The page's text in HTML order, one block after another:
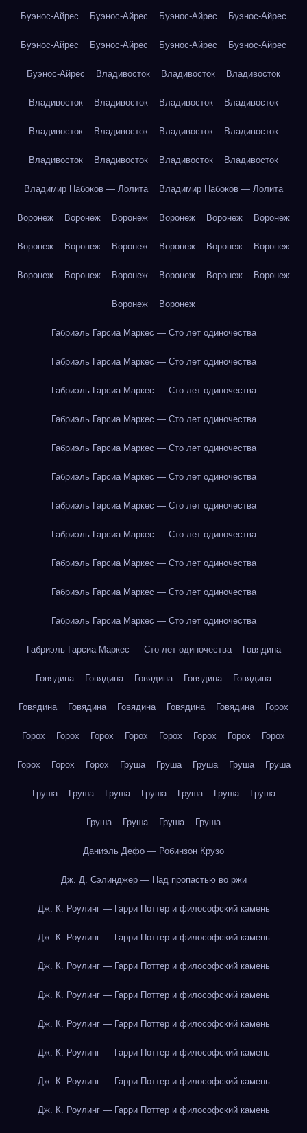
Буэнос-Айрес Буэнос-Айрес Буэнос-Айрес Буэнос-Айрес
Буэнос-Айрес Буэнос-Айрес Буэнос-Айрес Буэнос-Айрес
Буэнос-Айрес Владивосток Владивосток Владивосток
Владивосток Владивосток Владивосток Владивосток
Владивосток Владивосток Владивосток Владивосток
Владивосток Владивосток Владивосток Владивосток
Владимир Набоков — Лолита Владимир Набоков — Лолита
Воронеж Воронеж Воронеж Воронеж Воронеж Воронеж
Воронеж Воронеж Воронеж Воронеж Воронеж Воронеж
Воронеж Воронеж Воронеж Воронеж Воронеж Воронеж
Воронеж Воронеж
Габриэль Гарсиа Маркес — Сто лет одиночества
Габриэль Гарсиа Маркес — Сто лет одиночества
Габриэль Гарсиа Маркес — Сто лет одиночества
Габриэль Гарсиа Маркес — Сто лет одиночества
Габриэль Гарсиа Маркес — Сто лет одиночества
Габриэль Гарсиа Маркес — Сто лет одиночества
Габриэль Гарсиа Маркес — Сто лет одиночества
Габриэль Гарсиа Маркес — Сто лет одиночества
Габриэль Гарсиа Маркес — Сто лет одиночества
Габриэль Гарсиа Маркес — Сто лет одиночества
Габриэль Гарсиа Маркес — Сто лет одиночества
Габриэль Гарсиа Маркес — Сто лет одиночества Говядина
Говядина Говядина Говядина Говядина Говядина
Говядина Говядина Говядина Говядина Говядина Горох
Горох Горох Горох Горох Горох Горох Горох Горох
Горох Горох Горох Груша Груша Груша Груша Груша
Груша Груша Груша Груша Груша Груша Груша
Груша Груша Груша Груша
Даниэль Дефо — Робинзон Крузо
Дж. Д. Сэлинджер — Над пропастью во ржи
Дж. К. Роулинг — Гарри Поттер и философский камень
Дж. К. Роулинг — Гарри Поттер и философский камень
Дж. К. Роулинг — Гарри Поттер и философский камень
Дж. К. Роулинг — Гарри Поттер и философский камень
Дж. К. Роулинг — Гарри Поттер и философский камень
Дж. К. Роулинг — Гарри Поттер и философский камень
Дж. К. Роулинг — Гарри Поттер и философский камень
Дж. К. Роулинг — Гарри Поттер и философский камень